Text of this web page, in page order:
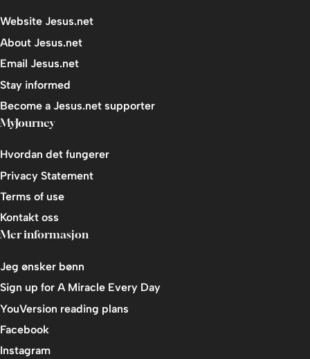
Website Jesus.net
About Jesus.net
Email Jesus.net
Stay informed
Become a Jesus.net supporter
MyJourney
Hvordan det fungerer
Privacy Statement
Terms of use
Kontakt oss
Mer informasjon
Jeg ønsker bønn
Sign up for A Miracle Every Day
YouVersion reading plans
Facebook
Instagram